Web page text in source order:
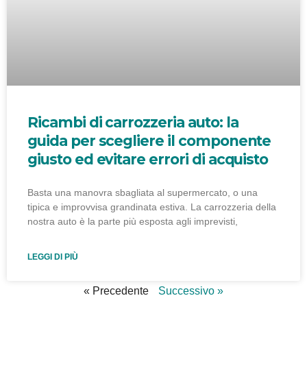
Ricambi di carrozzeria auto: la
guida per scegliere il componente
giusto ed evitare errori di acquisto
Basta una manovra sbagliata al supermercato, o una
tipica e improvvisa grandinata estiva. La carrozzeria della
nostra auto è la parte più esposta agli imprevisti,
LEGGI DI PIÙ
« Precedente Successivo »